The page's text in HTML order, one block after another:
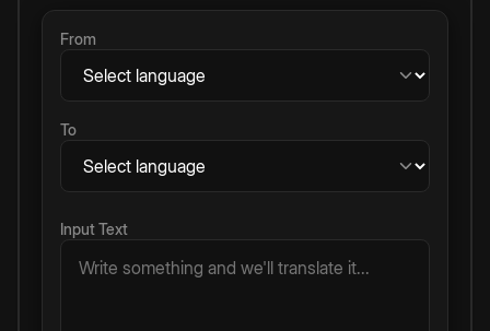
From
To
Input Text